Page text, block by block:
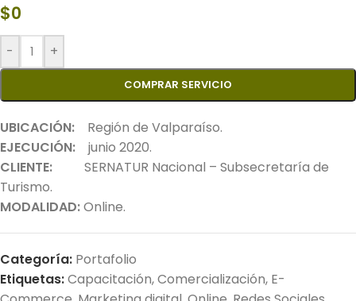
$0
UBICACIÓN: Región de Valparaíso.
EJECUCIÓN:
junio 2020.
CLIENTE: SERNATUR Nacional – Subsecretaría de
Turismo.
MODALIDAD:Online.
- +
COMPRAR SERVICIO
Categoría: Portafolio
Etiquetas:Capacitación,Comercialización, E-